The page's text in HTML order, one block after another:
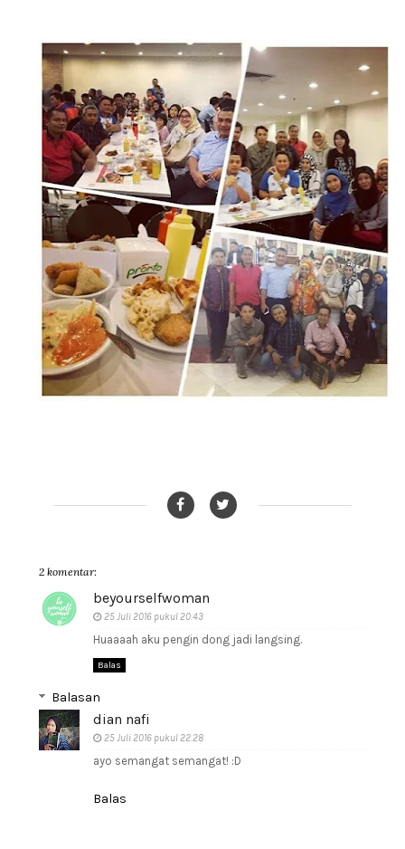
2 komentar:
beyourselfwoman
25 Juli 2016 pukul 20.43
Huaaaah aku pengin dong jadi langsing.
Balas
Balasan
dian nafi
25 Juli 2016 pukul 22.28
ayo semangat semangat! :D
Balas